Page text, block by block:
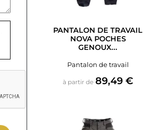
PANTALON DE TRAVAIL
NOVA POCHES
GENOUX...
Pantalon de travail
à partir de Prix
89,49 €